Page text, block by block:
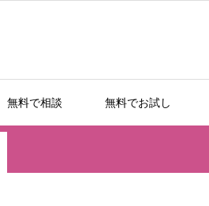
無料で相談 無料でお試し